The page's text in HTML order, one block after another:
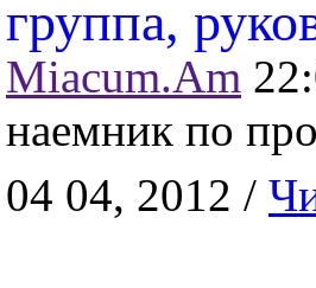
группа,
Miacum.Am
наемник по
04 04, 2012 /